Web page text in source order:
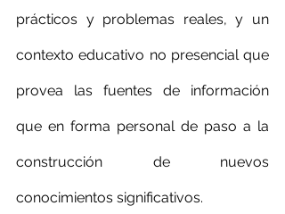
prácticos y problemas reales, y un
contexto educativo no presencial que
provea las fuentes de información
que en forma personal de paso a la
construcción de nuevos
conocimientos significativos.